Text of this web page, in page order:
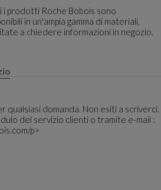
i prodotti Roche Bobois sono
in un'ampia gamma di materiali,
a chiedere informazioni in negozio.
qualsiasi domanda. Non esiti a scriverci.
del servizio clienti o tramite e-mail :
p>